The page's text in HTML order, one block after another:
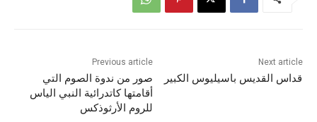
Previous article
صور من ندوة الصوم التي
أقامتها كاتدرائية النبي الياس
للروم الأرثوذكس
Next article
قداس القديس باسيليوس الكبير